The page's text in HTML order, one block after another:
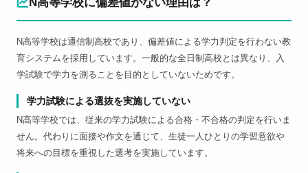
N高等学校は通信制高校であり、偏差値による学力判定を行わない教
育システムを採用しています。一般的な全日制高校とは異なり、入
学試験で学力を測ることを目的としていないためです。
学力試験による選抜を実施していない
N高等学校では、従来の学力試験による合格・不合格の判定を行いま
せん。代わりに面接や作文を通じて、生徒一人ひとりの学習意欲や
将来への目標を重視した選考を実施しています。